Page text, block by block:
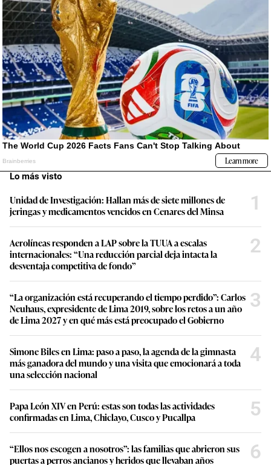
Lo más visto
Unidad de Investigación: Hallan más de siete millones de
jeringas y medicamentos vencidos en Cenares del Minsa
1
Aerolíneas responden a LAP sobre la TUUA a escalas
internacionales: “Una reducción parcial deja intacta la
desventaja competitiva de fondo”
2
“La organización está recuperando el tiempo perdido”: Carlos
Neuhaus, expresidente de Lima 2019, sobre los retos a un año
de Lima 2027 y en qué más está preocupado el Gobierno
3
Simone Biles en Lima: paso a paso, la agenda de la gimnasta
más ganadora del mundo y una visita que emocionará a toda
una selección nacional
4
Papa León XIV en Perú: estas son todas las actividades
confirmadas en Lima, Chiclayo, Cusco y Pucallpa
5
“Ellos nos escogen a nosotros”: las familias que abrieron sus
puertas a perros ancianos y heridos que llevaban años
6